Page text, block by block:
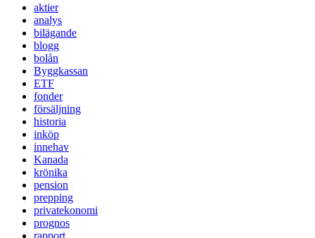
aktier
analys
bilägande
blogg
bolån
Byggkassan
ETF
fonder
försäljning
historia
inköp
innehav
Kanada
krönika
pension
prepping
privatekonomi
prognos
rapport